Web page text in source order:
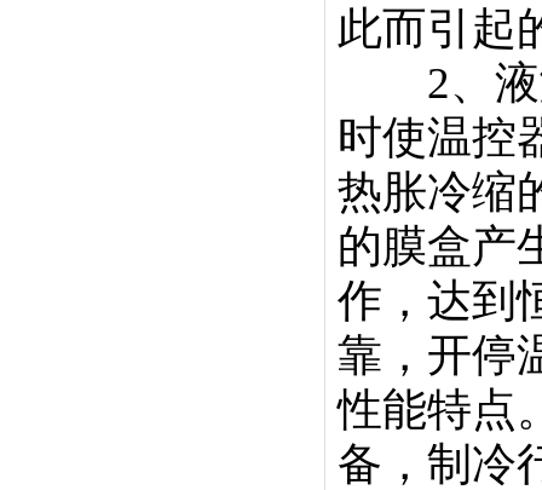
此而引起
2、液
时使温控
热胀冷缩
的膜盒产
作，达到
靠，开停
性能特点
备，制冷